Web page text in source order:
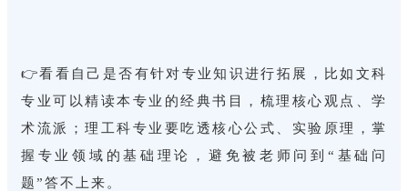
👉看看自己是否有针对专业知识进行拓展，
比如文科
专业可以精读本专业的经典书目，梳理核心观点、学
术流派；理工科专业要吃透核心公式、实验原理，掌
握专业领域的基础理论，避免被老师问到“基础问
题”答不上来。